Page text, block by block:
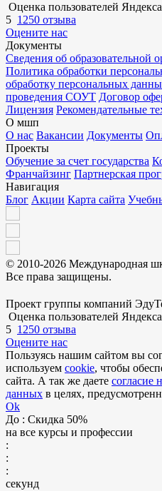
Оценка пользователей Яндекса
5 1250 отзыва
Оцените нас
Документы
Сведения об образовательной
Политика обработки
обработку персональных
проведения СОУТ Договор
Лицензия Рекомендательные
О мшп
О нас Вакансии Документы
Проекты
Обучение за счет государства
Франчайзинг Партнерская
Навигация
Блог Акции Карта сайта
© 2010-2026 Международная
Все права защищены.
Проект группы компаний
Оценка пользователей Яндекса
5 1250 отзыва
Оцените нас
Пользуясь нашим сайтом вы
используем cookie, чтобы
сайта. А так же даете согласие
данных в целях,
Ok
До : Скидка 50%
на все курсы и профессии
:
:
:
секунд